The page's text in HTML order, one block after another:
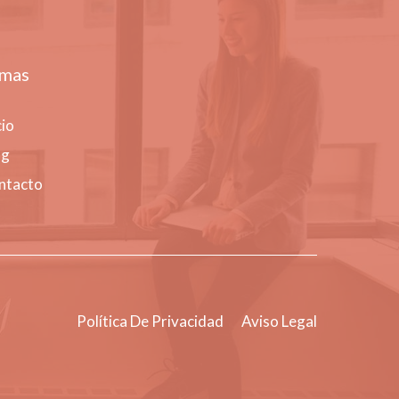
Política De Privacidad Aviso Legal